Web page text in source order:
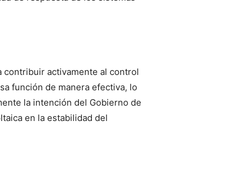
contribuir activamente al control
función de manera efectiva, lo
la intención del Gobierno de
en la estabilidad del